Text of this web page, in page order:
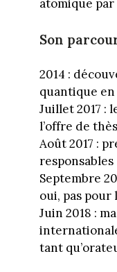
atomique
Son
2014 :
quantique
Juillet 2017 :
l’offre de
Août 2017 :
responsables
Septembre
oui, pas pour
Juin 2018 :
tant